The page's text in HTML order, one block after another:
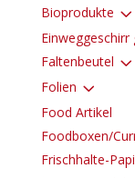
Bioprodukte 3
Faltenbeutel 3
Folien 3
Food Artikel
Foodboxen/
Frischhalte-